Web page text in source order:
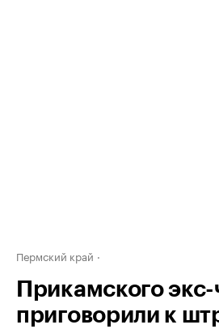
Пермский край
Прикамского
приговорили к